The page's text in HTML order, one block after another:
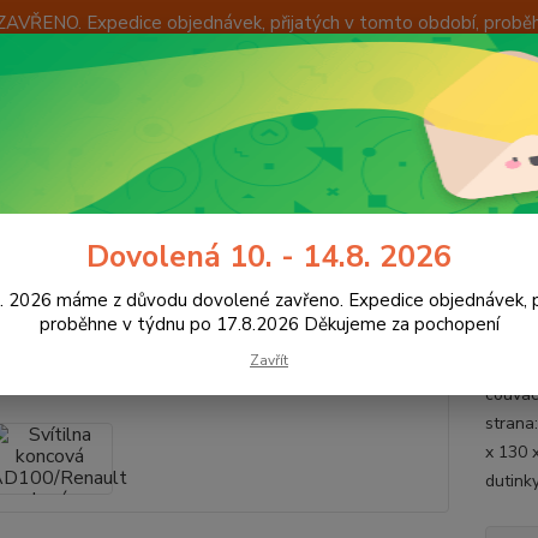
Expedice objednávek, přijatých v tomto období,
OKAMŽITÁ VÝMĚNA ZBOŽÍ
Hledat 8:00 -
Osvětlení vozidel Svítilna koncová AD100/Renault levá
koncová AD100/Renault
x 130
Dovolená 10. - 14.8. 2026
2026 máme z důvodu dovolené zavřeno. Expedice
proběhne v týdnu po 17.8.2026 Děkujeme za pochopení
Zavřít